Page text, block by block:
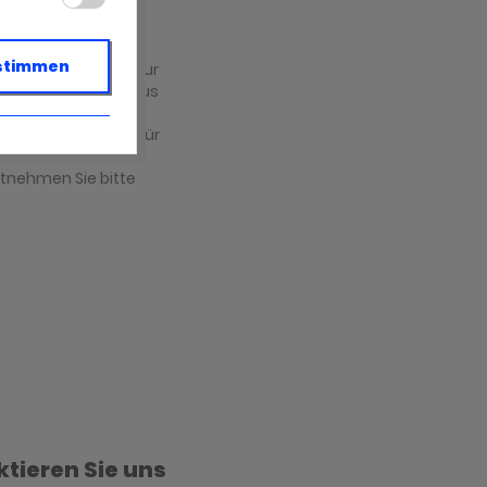
übermittelt und zur
im Haus
Ihrer
Ihrer Anfrage für
die für die
Sie bitte
Sie uns